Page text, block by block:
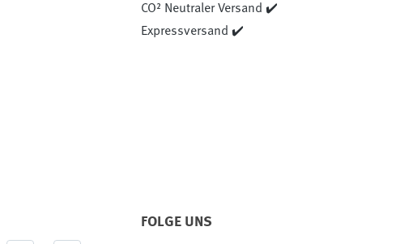
CO² Neutraler Versand ✔️
Expressversand ✔️
FOLGE UNS